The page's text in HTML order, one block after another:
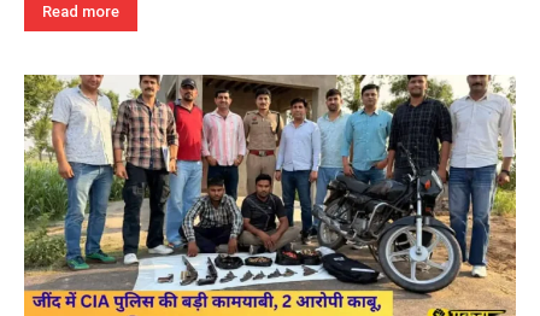
Read more